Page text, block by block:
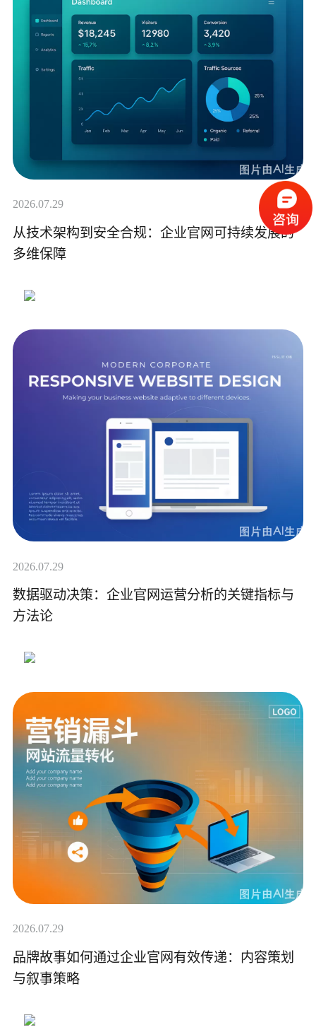
2026.07.29
从技术架构到安全合规：企业官网可持续发展的
多维保障
2026.07.29
数据驱动决策：企业官网运营分析的关键指标与
方法论
2026.07.29
品牌故事如何通过企业官网有效传递：内容策划
与叙事策略